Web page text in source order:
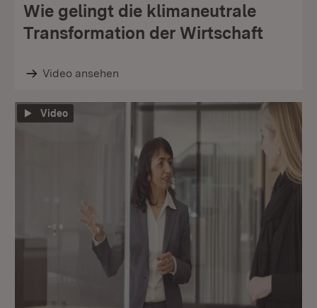
Wie gelingt die klimaneutrale
Transformation der Wirtschaft
Video ansehen
Video